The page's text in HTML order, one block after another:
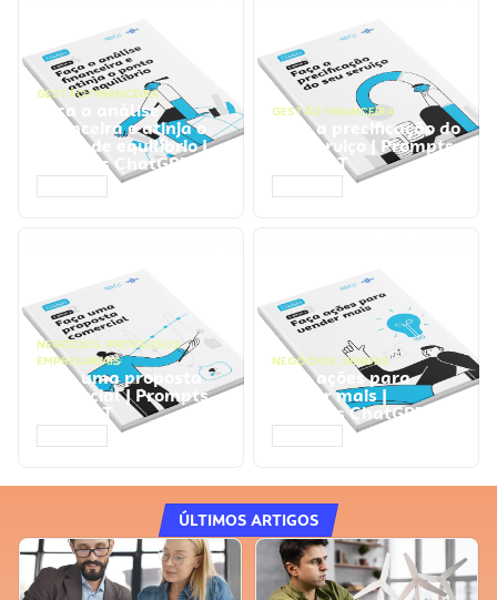
GESTÃO FINANCEIRA
Faça a análise
financeira e atinja o
ponto de equilíbrio |
Prompts ChatGPT
GESTÃO FINANCEIRA
Faça a precificação do
seu serviço | Prompts
ChatGPT
NEGÓCIOS, PROCESSOS
EMPRESARIAIS
Faça uma proposta
comercial | Prompts
ChatGPT
NEGÓCIOS, VENDAS
Faça ações para
vender mais |
Prompts ChatGPT
ÚLTIMOS ARTIGOS